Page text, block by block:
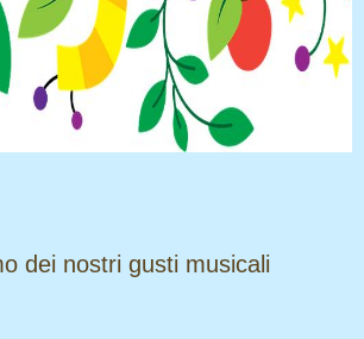
dei nostri gusti musicali